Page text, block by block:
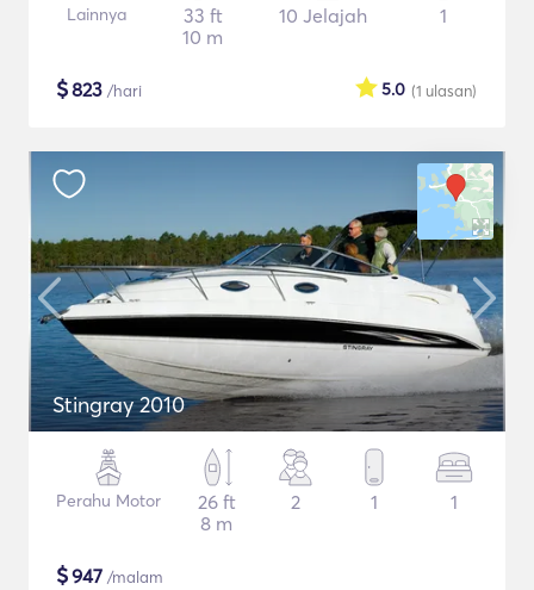
Lainnya
33 ft
10 m
10 Jelajah 1
$823 /hari (1 ulasan)
5.0
Stingray 2010
Perahu Motor
26 ft
8 m
2 1 1
$947 /malam